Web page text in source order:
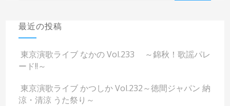
最近の投稿
東京演歌ライブ なかの Vol.233 ～錦秋！歌謡パレ
ード!!～
東京演歌ライブ かつしか Vol.232～徳間ジャパン 納
涼・清涼 うた祭り～